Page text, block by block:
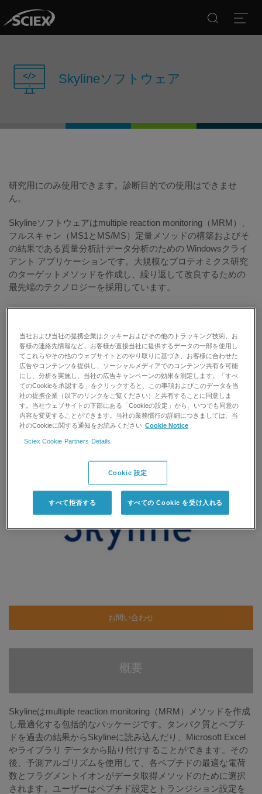
Skylineソフトウェア
研究用にのみ使用できます。診断目的での使用はできませ
ん。
Skylineソフトウェアはmultiple reaction monitoring（MRM）、
フルスキャン（MS1とMS/MS）定量メソッドの構築およびそ
の結果である質量分析計データ分析のための Windowsクライ
アント アプリケーションです。大規模なプロテオミクス研究
のターゲットメソッドを作成し、繰り返して改良するための
最先端のテクノロジーを採用しています。
ワシントン大学MacCoss Labにアクセスして無料でSkylineソ
お問い合わせ
概要
Skylineはmultiple reaction monitoring（MRM）メソッドを作成
し最適化する包括的なパッケージです。タンパク質とペプチ
ドを過去の結果からSkylineに読み込んだり、Microsoft Excel
やライブラリ データから貼り付けすることができます。その
後、予測アルゴリズムを使用して、各ペプチドの最適な電荷
数とフラグメントイオンがデータ取得メソッドのために選択
されます。ユーザーはペプチド設定とトランジション設定を
当社および当社の提携企業はクッキーおよびその他のトラッキング技術、お
客様の連絡先情報など、お客様が直接当社に提供するデータの一部を使用し
てこれらやその他のウェブサイトとのやり取りに基づき、お客様に合わせた
広告やコンテンツを提供し、ソーシャルメディアでのコンテンツ共有を可能
にし、分析を実施し、当社の広告キャンペーンの効果を測定します。「すべ
てのCookieを承認する」をクリックすると、この事項およびこのデータを当
社の提携企業（以下のリンクをご覧ください）と共有することに同意しま
す。当社ウェブサイトの下部にある「Cookieの設定」から、いつでも同意の
内容を変更することができます。当社の業務慣行の詳細につきましては、当
社のCookieに関する通知をお読みください Cookie Notice
Sciex Cookie Partners Details
Cookie 設定
すべて拒否する すべての Cookie を受け入れる